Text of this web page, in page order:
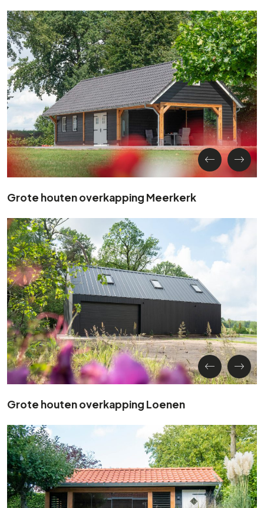
Grote houten overkapping Meerkerk
Grote houten overkapping Loenen